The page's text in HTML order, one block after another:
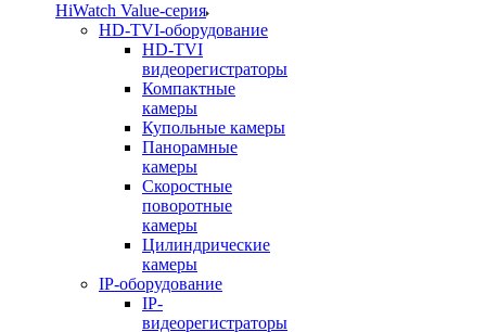
HiWatch Value-серия
HD-TVI-оборудование
HD-TVI
видеорегистраторы
Компактные
камеры
Купольные камеры
Панорамные
камеры
Скоростные
поворотные
камеры
Цилиндрические
камеры
IP-оборудование
IP-
видеорегистраторы